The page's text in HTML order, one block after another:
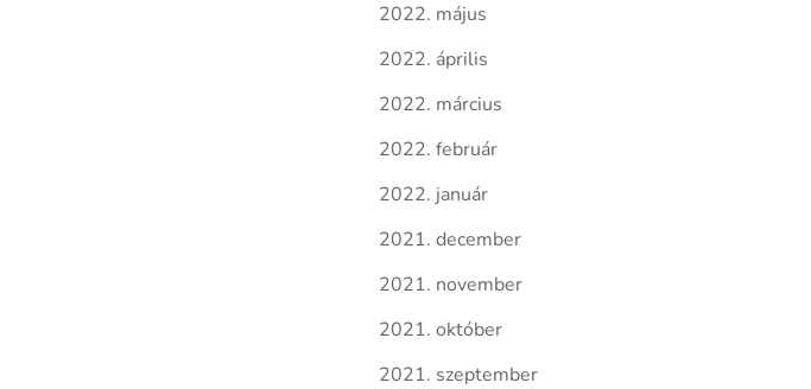
2022. május
2022. április
2022. március
2022. február
2022. január
2021. december
2021. november
2021. október
2021. szeptember